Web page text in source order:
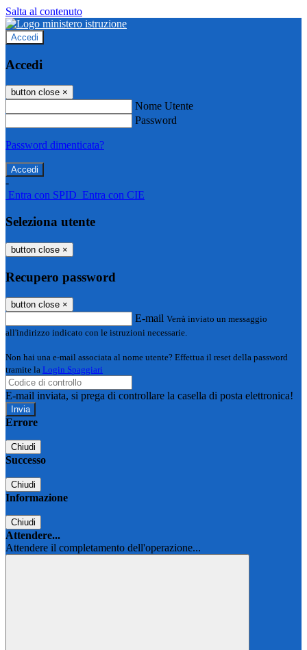
Salta al contenuto
Accedi
Accedi
button close ×
Nome Utente
Password
Password dimenticata?
-
Entra con SPID Entra con CIE
Seleziona utente
button close ×
Recupero password
button close ×
E-mail Verrà inviato un messaggio
all'indirizzo indicato con le istruzioni necessarie.
Non hai una e-mail associata al nome utente? Effettua il reset della password
tramite la Login Spaggiari
E-mail inviata, si prega di controllare la casella di posta elettronica!
Errore
Chiudi
Successo
Chiudi
Informazione
Chiudi
Attendere...
Attendere il completamento dell'operazione...